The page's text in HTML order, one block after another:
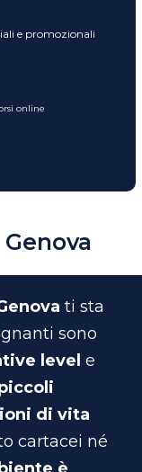
e promozionali
online
ti sta
sono
level e
di vita
cartacei né